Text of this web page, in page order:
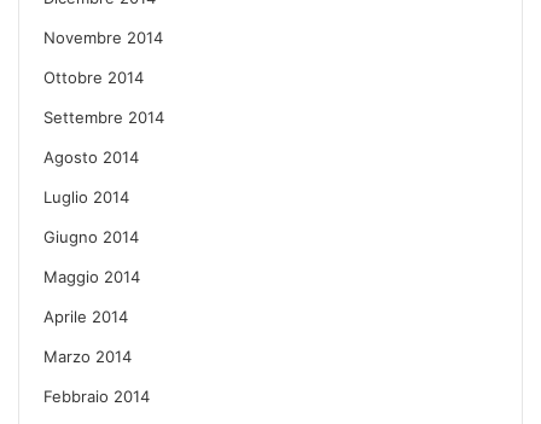
Novembre 2014
Ottobre 2014
Settembre 2014
Agosto 2014
Luglio 2014
Giugno 2014
Maggio 2014
Aprile 2014
Marzo 2014
Febbraio 2014